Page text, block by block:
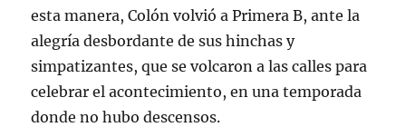
esta manera, Colón volvió a Primera B, ante la
alegría desbordante de sus hinchas y
simpatizantes, que se volcaron a las calles para
celebrar el acontecimiento, en una temporada
donde no hubo descensos.